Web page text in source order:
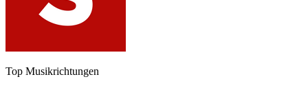
Top Musikrichtungen